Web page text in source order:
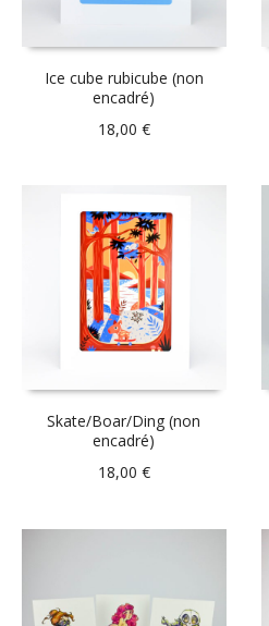
Ice cube rubicube (non
encadré)
18,00 €
Skate/Boar/Ding (non
encadré)
18,00 €